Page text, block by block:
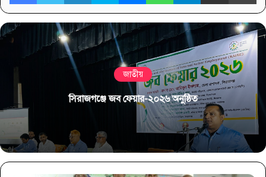
জাতীয়
সিরাজগঞ্জে জব ফেয়ার-২০২৬ অনুষ্ঠিত